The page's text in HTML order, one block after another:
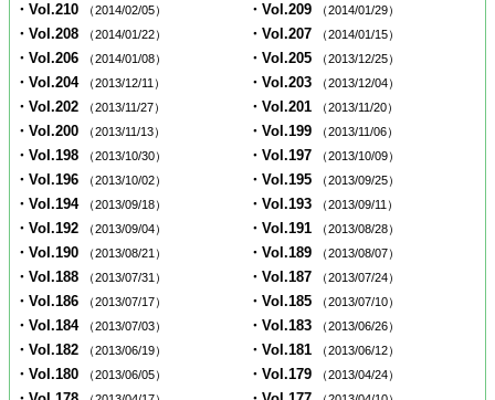
・Vol.210 （2014/02/05） ・Vol.209 （2014/01/29）
・Vol.208 （2014/01/22） ・Vol.207 （2014/01/15）
・Vol.206 （2014/01/08） ・Vol.205 （2013/12/25）
・Vol.204 （2013/12/11） ・Vol.203 （2013/12/04）
・Vol.202 （2013/11/27） ・Vol.201 （2013/11/20）
・Vol.200 （2013/11/13） ・Vol.199 （2013/11/06）
・Vol.198 （2013/10/30） ・Vol.197 （2013/10/09）
・Vol.196 （2013/10/02） ・Vol.195 （2013/09/25）
・Vol.194 （2013/09/18） ・Vol.193 （2013/09/11）
・Vol.192 （2013/09/04） ・Vol.191 （2013/08/28）
・Vol.190 （2013/08/21） ・Vol.189 （2013/08/07）
・Vol.188 （2013/07/31） ・Vol.187 （2013/07/24）
・Vol.186 （2013/07/17） ・Vol.185 （2013/07/10）
・Vol.184 （2013/07/03） ・Vol.183 （2013/06/26）
・Vol.182 （2013/06/19） ・Vol.181 （2013/06/12）
・Vol.180 （2013/06/05） ・Vol.179 （2013/04/24）